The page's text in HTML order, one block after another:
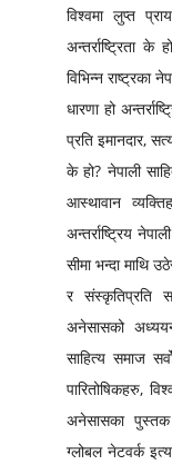
LITERATURE
विश्वमा लुप्त
अन्तर्राष्ट्रिता
विभिन्न राष्ट्रका
धारणा हो
प्रति इमानदार,
के हो? नेपाली
आस्थावान
अन्तर्राष्ट्रिय
सीमा भन्दा माथि
र संस्कृतिप्रति
अनेसासको
साहित्य समाज
पारितोषिकहरु,
अनेसासका पुस्तक
ग्लोबल नेटवर्क